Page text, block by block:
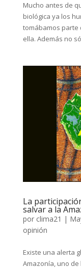
Mucho antes de
biológica ya los
tomábamos parte
ella. Además no
La
salvar a la
por clima21 |
opinión
Existe una alerta
Amazonía, uno